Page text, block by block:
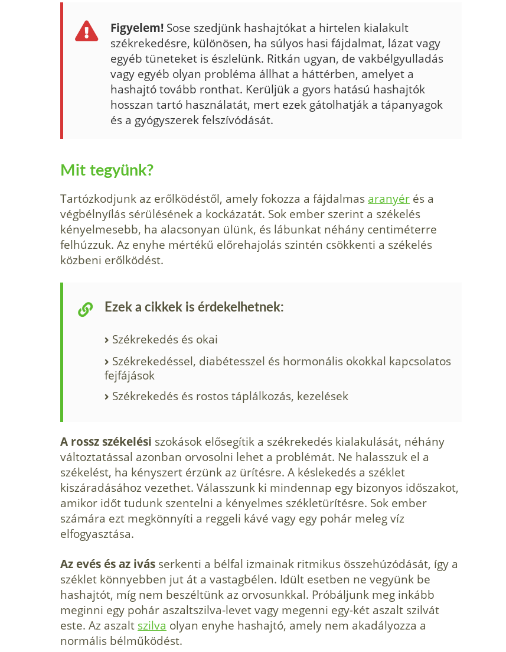
Figyelem! Sose szedjünk hashajtókat a hirtelen kialakult
székrekedésre, különösen, ha súlyos hasi fájdalmat, lázat vagy
egyéb tüneteket is észlelünk. Ritkán ugyan, de vakbélgyulladás
vagy egyéb olyan probléma állhat a háttérben, amelyet a
hashajtó tovább ronthat. Kerüljük a gyors hatású hashajtók
hosszan tartó használatát, mert ezek gátolhatják a tápanyagok
és a gyógyszerek felszívódását.
Mit tegyünk?
Tartózkodjunk az erőlködéstől, amely fokozza a fájdalmas aranyér és a
végbélnyílás sérülésének a kockázatát. Sok ember szerint a székelés
kényelmesebb, ha alacsonyan ülünk, és lábunkat néhány centiméterre
felhúzzuk. Az enyhe mértékű előrehajolás szintén csökkenti a székelés
közbeni erőlködést.
Ezek a cikkek is érdekelhetnek:
Székrekedés és okai
Székrekedéssel, diabétesszel és hormonális okokkal kapcsolatos
fejfájások
Székrekedés és rostos táplálkozás, kezelések
A rossz székelési szokások elősegítik a székrekedés kialakulását, néhány
változtatással azonban orvosolni lehet a problémát. Ne halasszuk el a
székelést, ha kényszert érzünk az ürítésre. A késlekedés a széklet
kiszáradásához vezethet. Válasszunk ki mindennap egy bizonyos időszakot,
amikor időt tudunk szentelni a kényelmes székletürítésre. Sok ember
számára ezt megkönnyíti a reggeli kávé vagy egy pohár meleg víz
elfogyasztása.
Az evés és az ivás serkenti a bélfal izmainak ritmikus összehúzódását, így a
széklet könnyebben jut át a vastagbélen. Idült esetben ne vegyünk be
hashajtót, míg nem beszéltünk az orvosunkkal. Próbáljunk meg inkább
meginni egy pohár aszaltszilva-levet vagy megenni egy-két aszalt szilvát
este. Az aszalt szilva olyan enyhe hashajtó, amely nem akadályozza a
normális bélműködést.